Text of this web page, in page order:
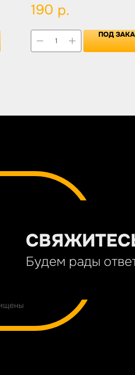
одной рукой станет легко и
190 р.
ПОД
Будем рады